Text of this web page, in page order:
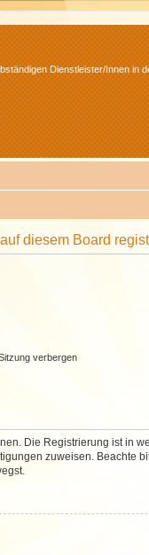
Dienstleister/Innen in
diesem Board
verbergen
Die Registrierung ist in
zuweisen.